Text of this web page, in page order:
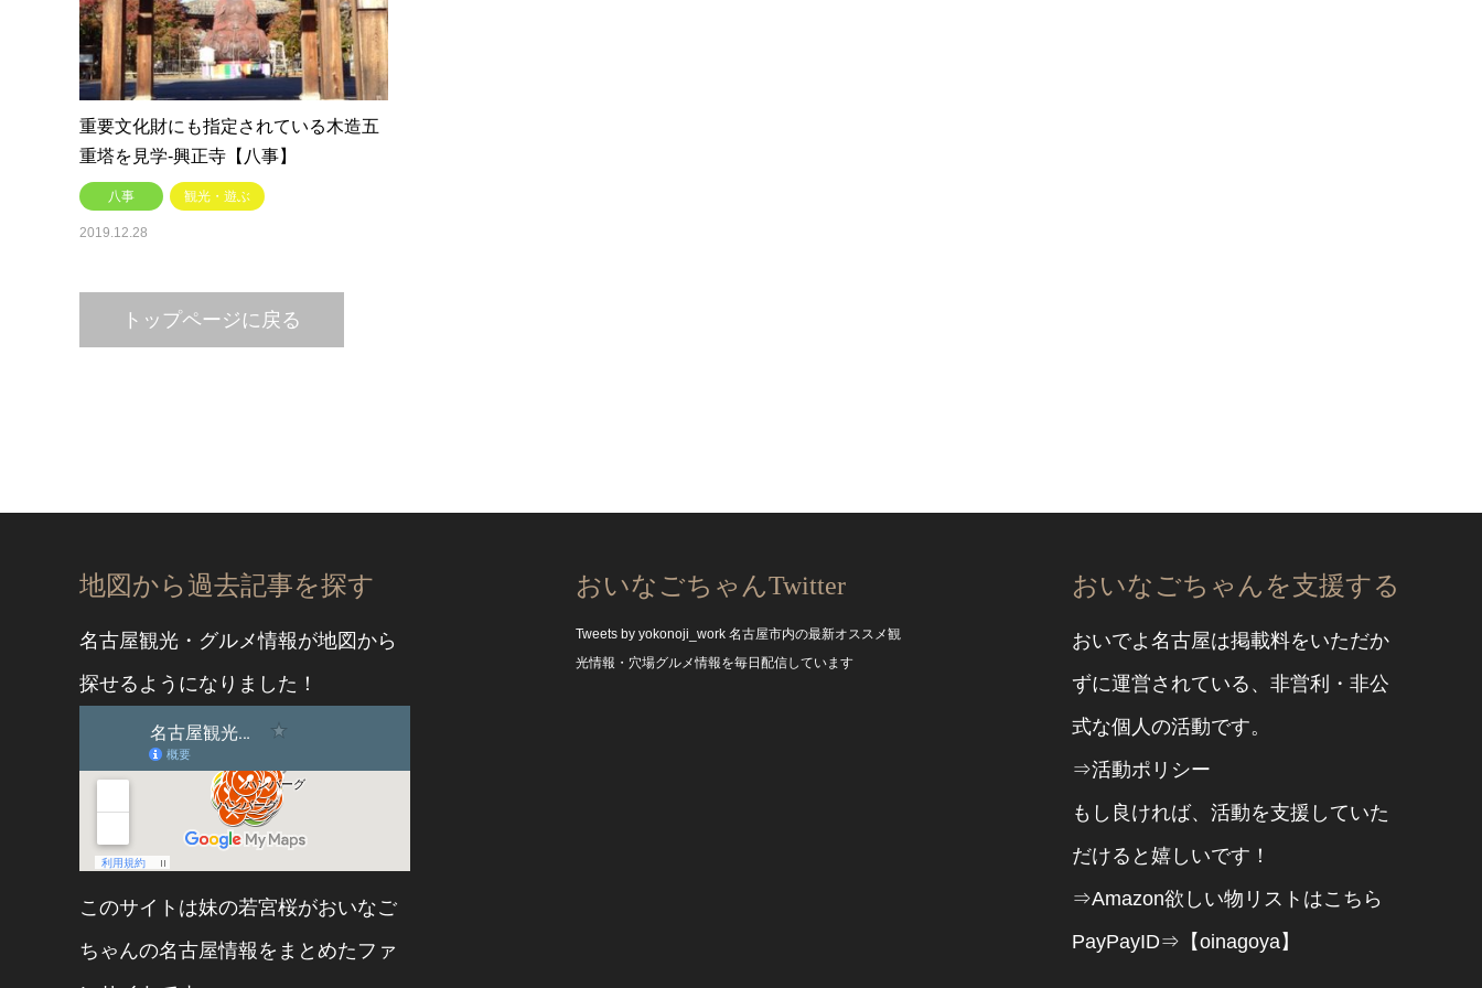
重要文化財にも指定されている木造五
重塔を見学-興正寺【八事】
八事 観光・遊ぶ
2019.12.28
トップページに戻る
地図から過去記事を探す
名古屋観光・グルメ情報が地図から
探せるようになりました！
このサイトは妹の若宮桜がおいなご
ちゃんの名古屋情報をまとめたファ
おいなごちゃんTwitter
Tweets by yokonoji_work 名古屋市内の最新オススメ観
光情報・穴場グルメ情報を毎日配信しています
おいなごちゃんを支援する
おいでよ名古屋は掲載料をいただか
ずに運営されている、非営利・非公
式な個人の活動です。
⇒活動ポリシー
もし良ければ、活動を支援していた
だけると嬉しいです！
⇒Amazon欲しい物リストはこちら
PayPayID⇒【oinagoya】